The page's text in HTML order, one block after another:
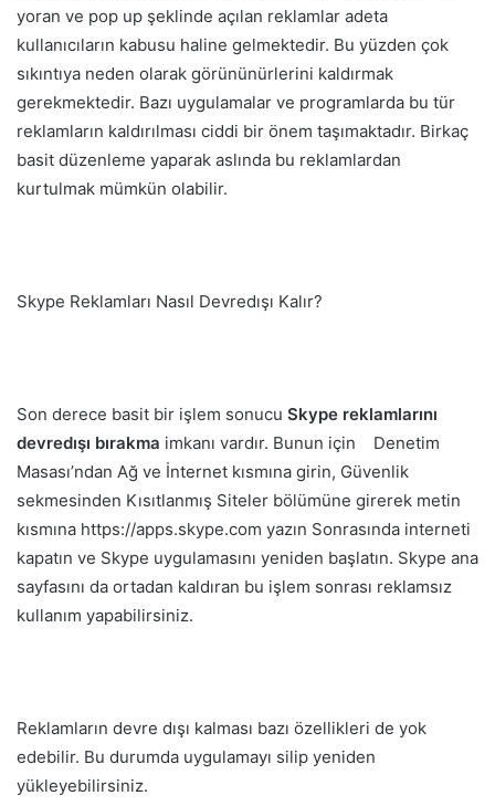
yoran ve pop up şeklinde açılan reklamlar adeta
kullanıcıların kabusu haline gelmektedir. Bu yüzden çok
sıkıntıya neden olarak görününürlerini kaldırmak
gerekmektedir. Bazı uygulamalar ve programlarda bu tür
reklamların kaldırılması ciddi bir önem taşımaktadır. Birkaç
basit düzenleme yaparak aslında bu reklamlardan
kurtulmak mümkün olabilir.
Skype Reklamları Nasıl Devredışı Kalır?
Son derece basit bir işlem sonucu Skype reklamlarını
devredışı bırakma imkanı vardır. Bunun için Denetim
Masası’ndan Ağ ve İnternet kısmına girin, Güvenlik
sekmesinden Kısıtlanmış Siteler bölümüne girerek metin
kısmına https://apps.skype.com yazın Sonrasında interneti
kapatın ve Skype uygulamasını yeniden başlatın. Skype ana
sayfasını da ortadan kaldıran bu işlem sonrası reklamsız
kullanım yapabilirsiniz.
Reklamların devre dışı kalması bazı özellikleri de yok
edebilir. Bu durumda uygulamayı silip yeniden
yükleyebilirsiniz.